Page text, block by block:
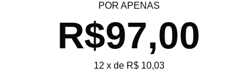
POR APENAS
R$97,00
12 x de R$ 10,03